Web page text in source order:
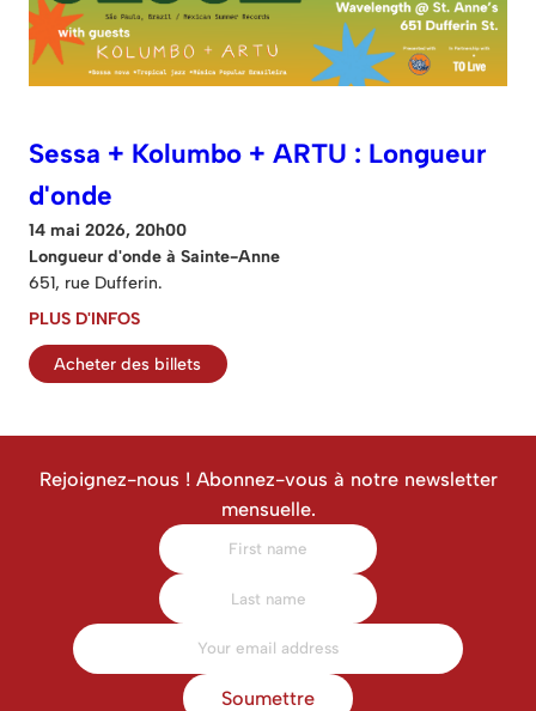
Sessa + Kolumbo + ARTU : Longueur
d'onde
14 mai 2026, 20h00
Longueur d'onde à Sainte-Anne
651, rue Dufferin.
PLUS D'INFOS
Acheter des billets
Rejoignez-nous ! Abonnez-vous à notre newsletter
mensuelle.
Soumettre